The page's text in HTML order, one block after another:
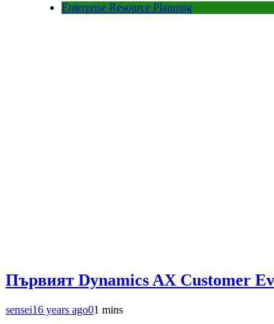
Enterprise Resource Planning
Първият Dynamics AX Customer
sensei16 years ago01 mins